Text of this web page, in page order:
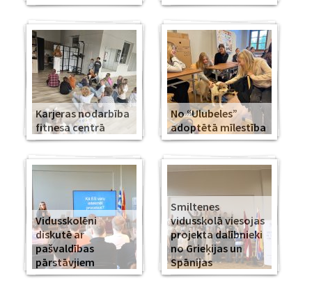
Karjeras nodarbība
fitnesa centrā
No “Ulubeles”
adoptētā mīlestība
Vidusskolēni
diskutē ar
pašvaldības
pārstāvjiem
Smiltenes
vidusskolā viesojas
projekta dalībnieki
no Grieķijas un
Spānijas